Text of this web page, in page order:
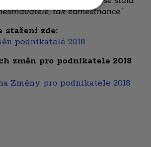
tak zaměstnance.“
stažení zde:
podnikatelé 2018
změn pro podnikatele 2018
Změny pro podnikatele 2018